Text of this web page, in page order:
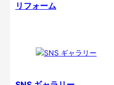
リフォーム